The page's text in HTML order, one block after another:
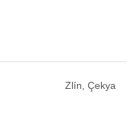
Zlín, Çekya